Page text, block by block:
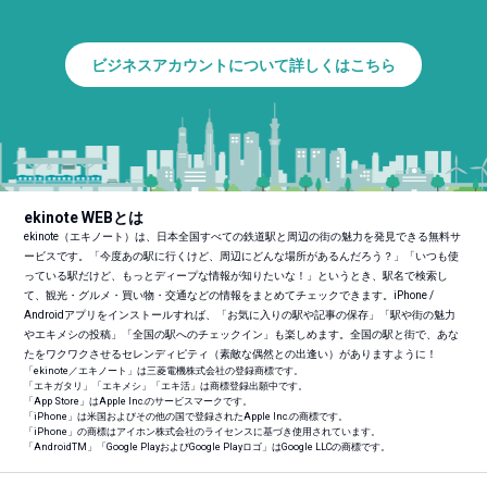
ビジネスアカウントについて詳しくはこちら
ekinote WEBとは
ekinote（エキノート）は、日本全国すべての鉄道駅と周辺の街の魅力を発見できる無料サ
ービスです。「今度あの駅に行くけど、周辺にどんな場所があるんだろう？」「いつも使
っている駅だけど、もっとディープな情報が知りたいな！」というとき、駅名で検索し
て、観光・グルメ・買い物・交通などの情報をまとめてチェックできます。iPhone /
Androidアプリをインストールすれば、「お気に入りの駅や記事の保存」「駅や街の魅力
やエキメシの投稿」「全国の駅へのチェックイン」も楽しめます。全国の駅と街で、あな
たをワクワクさせるセレンディピティ（素敵な偶然との出逢い）がありますように！
「ekinote／エキノート」は三菱電機株式会社の登録商標です。
「エキガタリ」「エキメシ」「エキ活」は商標登録出願中です。
「App Store」はApple Inc.のサービスマークです。
「iPhone」は米国およびその他の国で登録されたApple Inc.の商標です。
「iPhone」の商標はアイホン株式会社のライセンスに基づき使用されています。
「AndroidTM 」「Google PlayおよびGoogle Playロゴ」はGoogle LLCの商標です。